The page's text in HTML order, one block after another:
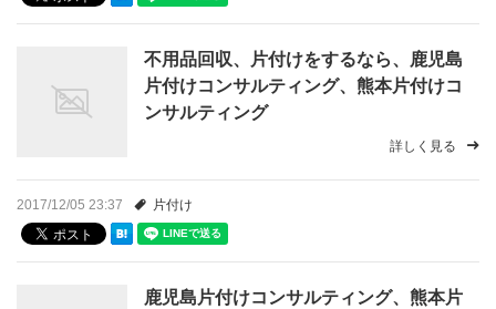
不用品回収、片付けをするなら、鹿児島
片付けコンサルティング、熊本片付けコ
ンサルティング
詳しく見る
2017/12/05 23:37 片付け
鹿児島片付けコンサルティング、熊本片